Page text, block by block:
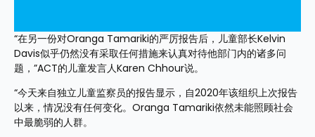
“在另一份对Oranga Tamariki的严厉报告后，儿童部长Kelvin
Davis似乎仍然没有采取任何措施来认真对待他部门内的诸多问
题，”ACT的儿童发言人Karen Chhour说。
“今天来自独立儿童监察员的报告显示，自2020年该组织上次报告
以来，情况没有任何变化。Oranga Tamariki依然未能照顾社会
中最脆弱的人群。